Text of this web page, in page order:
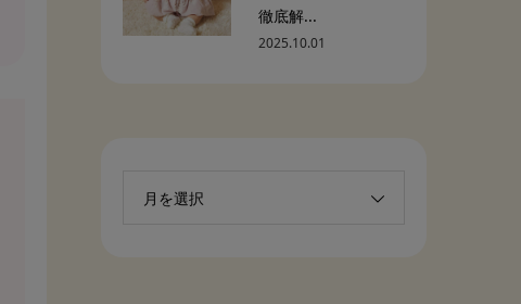
徹底解...
2025.10.01
月を選択